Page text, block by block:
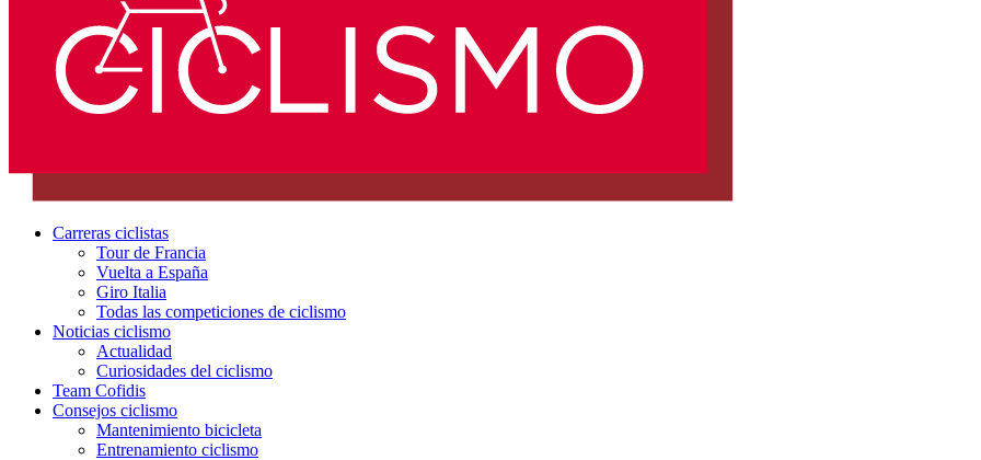
Carreras ciclistas
Tour de Francia
Vuelta a España
Giro Italia
Todas las competiciones de ciclismo
Noticias ciclismo
Actualidad
Curiosidades del ciclismo
Team Cofidis
Consejos ciclismo
Mantenimiento bicicleta
Entrenamiento ciclismo